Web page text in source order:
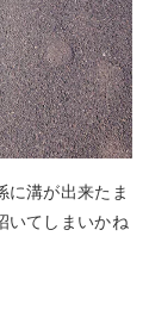
に溝が出来たま
いてしまいかね